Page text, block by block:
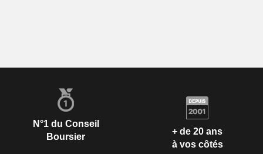
N°1 du Conseil
Boursier
+ de 20 ans
à vos côtés